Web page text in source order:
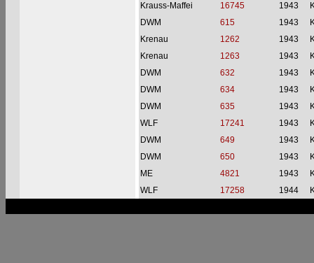
Krauss-Maffei
16745 1943
DWM
615 1943
Krenau
1262 1943
Krenau
1263 1943
DWM
632 1943
DWM
634 1943
DWM
635 1943
WLF
17241 1943
DWM
649 1943
DWM
650 1943
ME
4821 1943
WLF
17258 1944